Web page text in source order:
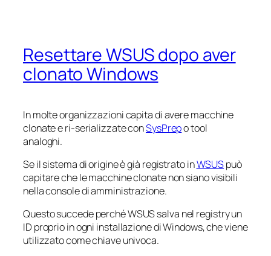
Resettare WSUS dopo aver
clonato Windows
In molte organizzazioni capita di avere macchine
clonate e ri-serializzate conSysPrepo tool
analoghi.
Se il sistema di origine è già registrato inWSUSpuò
capitare che le macchine clonate non siano visibili
nella console di amministrazione.
Questo succede perché WSUS salva nel registry un
ID proprio in ogni installazione di Windows, che viene
utilizzato come chiave univoca.